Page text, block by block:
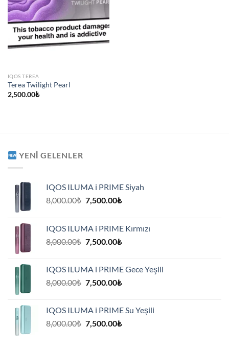
IQOS TEREA
Terea Twilight Pearl
2,500.00₺
YENI GELENLER
IQOS ILUMA i PRIME Siyah
8,000.00₺ Orijinal
7,500.00₺Şu
7,500.00₺.
IQOS ILUMA i PRIME Kırmızı
8,000.00₺ Orijinal
7,500.00₺Şu
7,500.00₺.
IQOS ILUMA i PRIME Gece Yeşili
8,000.00₺ Orijinal
7,500.00₺Şu
7,500.00₺.
IQOS ILUMA i PRIME Su Yeşili
8,000.00₺ Orijinal
7,500.00₺Şu